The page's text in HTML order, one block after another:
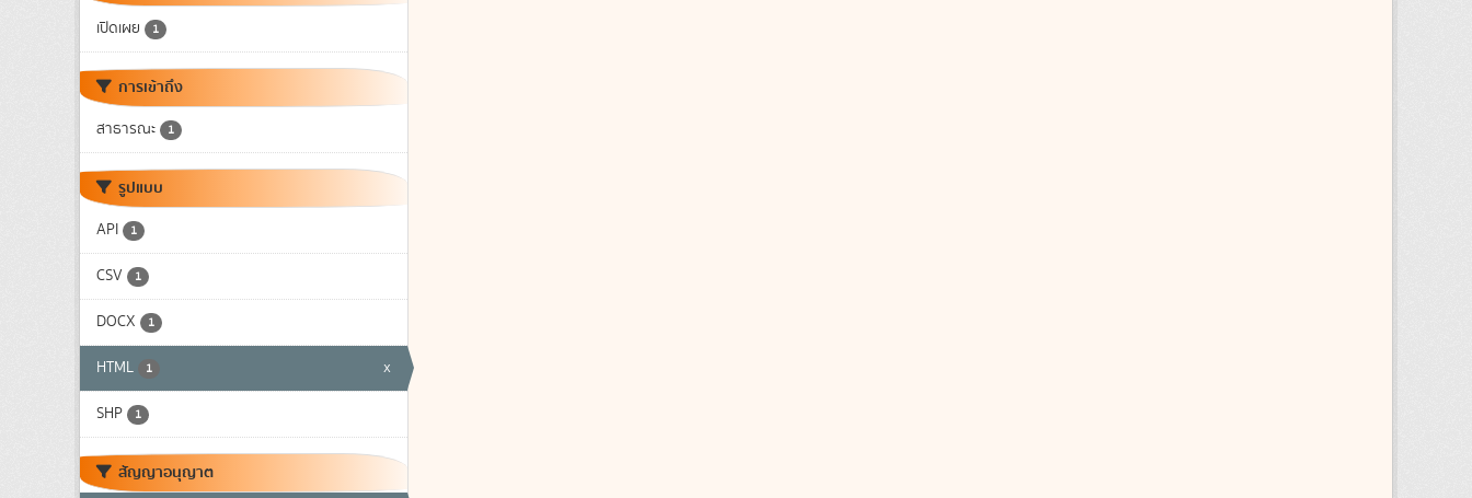
เปิดเผย 1
การเข้าถึง
สาธารณะ 1
รูปแบบ
API 1
CSV 1
DOCX 1
HTML 1 x
SHP 1
สัญญาอนุญาต